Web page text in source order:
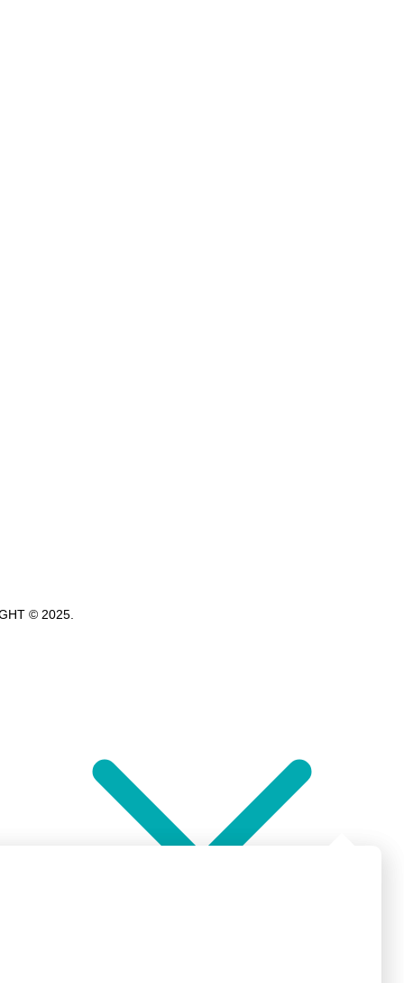
© 2025.